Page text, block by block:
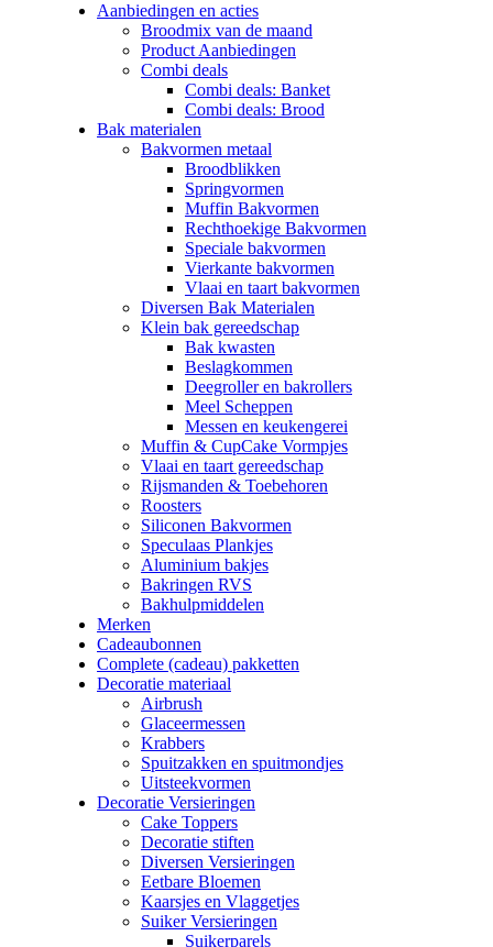
Aanbiedingen en acties
Broodmix van de maand
Product Aanbiedingen
Combi deals
Combi deals: Banket
Combi deals: Brood
Bak materialen
Bakvormen metaal
Broodblikken
Springvormen
Muffin Bakvormen
Rechthoekige Bakvormen
Speciale bakvormen
Vierkante bakvormen
Vlaai en taart bakvormen
Diversen Bak Materialen
Klein bak gereedschap
Bak kwasten
Beslagkommen
Deegroller en bakrollers
Meel Scheppen
Messen en keukengerei
Muffin & CupCake Vormpjes
Vlaai en taart gereedschap
Rijsmanden & Toebehoren
Roosters
Siliconen Bakvormen
Speculaas Plankjes
Aluminium bakjes
Bakringen RVS
Bakhulpmiddelen
Merken
Cadeaubonnen
Complete (cadeau) pakketten
Decoratie materiaal
Airbrush
Glaceermessen
Krabbers
Spuitzakken en spuitmondjes
Uitsteekvormen
Decoratie Versieringen
Cake Toppers
Decoratie stiften
Diversen Versieringen
Eetbare Bloemen
Kaarsjes en Vlaggetjes
Suiker Versieringen
Suikerparels